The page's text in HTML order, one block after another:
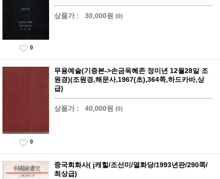
상품가 : 30,000원 (0)
0
무용예술(기증본->손금옥혜존 정미년 12월28일 조
원경)(조원경,해문사,1967(초),364쪽,하드카바,상
급)
상품가 : 40,000원 (0)
0
중국회화사( j캐힐/조선미/열화당/1993년판/290쪽/
최상급)